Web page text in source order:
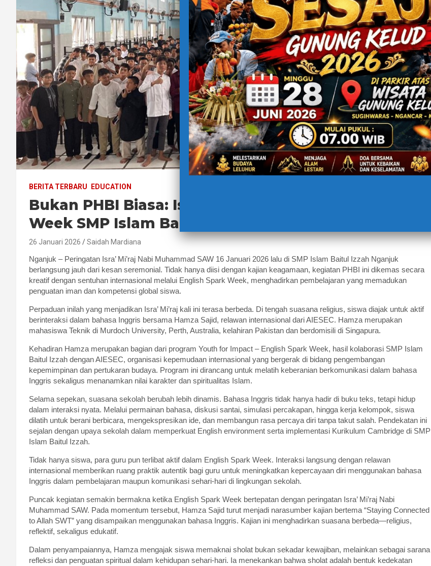
BERITA TERBARU EDUCATION
Bukan PHBI Biasa: Isra’ Mi’raj Plus English Spark
Week SMP Islam Baitul ‘Izzah
26 Januari 2026 Saidah Mardiana
Nganjuk – Peringatan Isra’ Mi’raj Nabi Muhammad SAW 16 Januari 2026 lalu di SMP Islam Baitul Izzah Nganjuk
berlangsung jauh dari kesan seremonial. Tidak hanya diisi dengan kajian keagamaan, kegiatan PHBI ini dikemas secara
kreatif dengan sentuhan internasional melalui English Spark Week, menghadirkan pembelajaran yang memadukan
penguatan iman dan kompetensi global siswa.
Perpaduan inilah yang menjadikan Isra’ Mi’raj kali ini terasa berbeda. Di tengah suasana religius, siswa diajak untuk aktif
berinteraksi dalam bahasa Inggris bersama Hamza Sajid, relawan internasional dari AIESEC. Hamza merupakan
mahasiswa Teknik di Murdoch University, Perth, Australia, kelahiran Pakistan dan berdomisili di Singapura.
Kehadiran Hamza merupakan bagian dari program Youth for Impact – English Spark Week, hasil kolaborasi SMP Islam
Baitul Izzah dengan AIESEC, organisasi kepemudaan internasional yang bergerak di bidang pengembangan
kepemimpinan dan pertukaran budaya. Program ini dirancang untuk melatih keberanian berkomunikasi dalam bahasa
Inggris sekaligus menanamkan nilai karakter dan spiritualitas Islam.
Selama sepekan, suasana sekolah berubah lebih dinamis. Bahasa Inggris tidak hanya hadir di buku teks, tetapi hidup
dalam interaksi nyata. Melalui permainan bahasa, diskusi santai, simulasi percakapan, hingga kerja kelompok, siswa
dilatih untuk berani berbicara, mengekspresikan ide, dan membangun rasa percaya diri tanpa takut salah. Pendekatan ini
sejalan dengan upaya sekolah dalam memperkuat English environment serta implementasi Kurikulum Cambridge di SMP
Islam Baitul Izzah.
Tidak hanya siswa, para guru pun terlibat aktif dalam English Spark Week. Interaksi langsung dengan relawan
internasional memberikan ruang praktik autentik bagi guru untuk meningkatkan kepercayaan diri menggunakan bahasa
Inggris dalam pembelajaran maupun komunikasi sehari-hari di lingkungan sekolah.
Puncak kegiatan semakin bermakna ketika English Spark Week bertepatan dengan peringatan Isra’ Mi’raj Nabi
Muhammad SAW. Pada momentum tersebut, Hamza Sajid turut menjadi narasumber kajian bertema “Staying Connected
to Allah SWT” yang disampaikan menggunakan bahasa Inggris. Kajian ini menghadirkan suasana berbeda—religius,
reflektif, sekaligus edukatif.
Dalam penyampaiannya, Hamza mengajak siswa memaknai sholat bukan sekadar kewajiban, melainkan sebagai sarana
refleksi dan penguatan spiritual dalam kehidupan sehari-hari. Ia menekankan bahwa sholat adalah bentuk kedekatan